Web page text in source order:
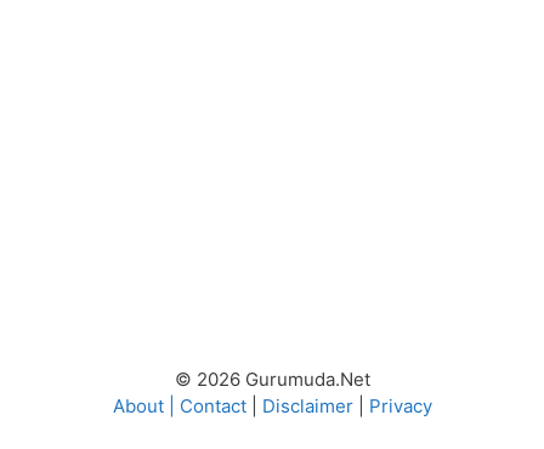
© 2026 Gurumuda.Net
About
Contact| Disclaimer| Privacy